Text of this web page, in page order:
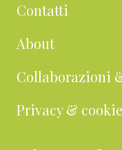
Contatti
About
Collaborazioni
Privacy &